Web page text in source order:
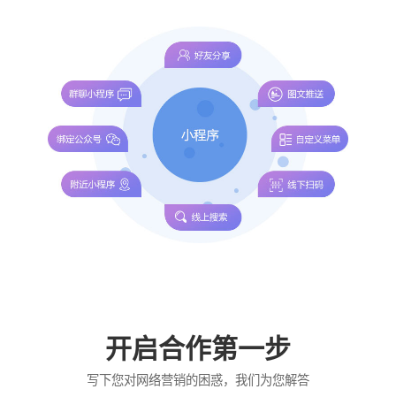
开启合作第一步
写下您对网络营销的困惑，我们为您解答